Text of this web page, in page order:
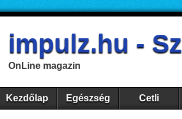
impulz.hu -
OnLine magazin
Kezdőlap Egészség Cetli